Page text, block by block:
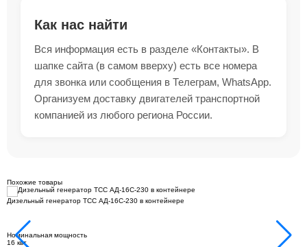
Как нас найти
Вся информация есть в разделе «Контакты». В
шапке сайта (в самом вверху) есть все номера
для звонка или сообщения в Телеграм, WhatsApp.
Организуем доставку двигателей транспортной
компанией из любого региона России.
Похожие товары
Дизельный генератор ТСС АД-16С-230 в контейнере
Номинальная мощность
16 квт